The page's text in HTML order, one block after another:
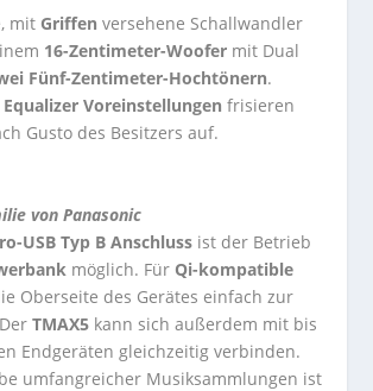
mit Griffenversehene Schallwandler
16-Zentimeter-Woofer mit Dual
Fünf-Zentimeter-Hochtönern.
Equalizer Voreinstellungenfrisieren
Gusto des Besitzers auf.
von Panasonic
USB Typ B Anschluss ist der Betrieb
möglich. Für Qi-kompatible
Oberseite des Gerätes einfach zur
DerTMAX5 kann sich außerdem mit bis
Endgeräten gleichzeitig verbinden.
umfangreicher Musiksammlungen ist